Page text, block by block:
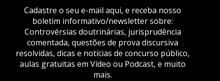
Cadastre o seu e-mail aqui, e receba nosso
boletim informativo/newsletter sobre:
Controvérsias doutrinárias, jurisprudência
comentada, questões de prova discursiva
resolvidas, dicas e notícias de concurso público,
aulas gratuitas em Vídeo ou Podcast, e muito
mais.